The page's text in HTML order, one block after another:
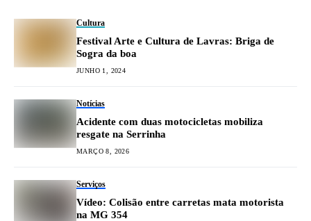
Cultura
Festival Arte e Cultura de Lavras: Briga de
Sogra da boa
JUNHO 1, 2024
Notícias
Acidente com duas motocicletas mobiliza
resgate na Serrinha
MARÇO 8, 2026
Serviços
Vídeo: Colisão entre carretas mata motorista
na MG 354